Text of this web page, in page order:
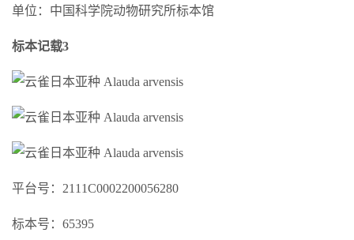
单位：中国科学院动物研究所标本馆
标本记载3
平台号：2111C0002200056280
标本号：65395